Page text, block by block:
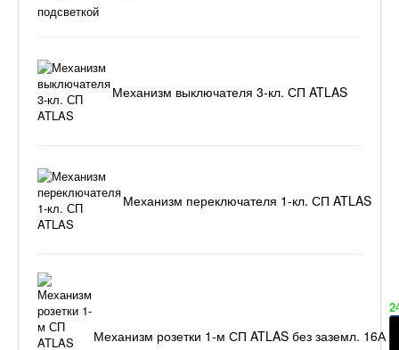
Механизм выключателя 3-кл. СП ATLAS
Механизм переключателя 1-кл. СП ATLAS
Механизм розетки 1-м СП ATLAS без заземл. 16А